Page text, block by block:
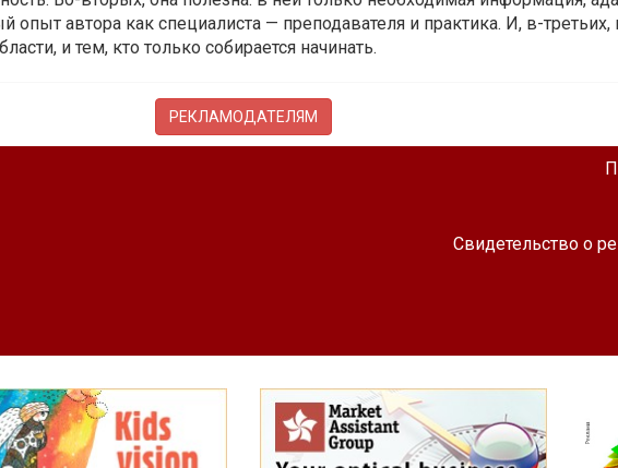
опыт автора как специалиста — преподавателя и практика. И, в-третьих,
и тем, кто только собирается начинать.
РЕКЛАМОДАТЕЛЯМ
Свидетельство о